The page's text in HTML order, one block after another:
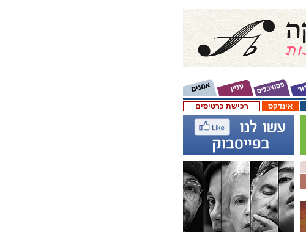
רכישת כרטיסים אינדקס